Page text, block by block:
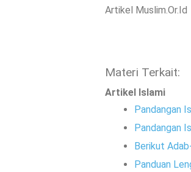
Artikel Muslim.Or.Id
Materi Terkait:
Artikel Islami
Pandangan
Pandangan
Berikut
Panduan